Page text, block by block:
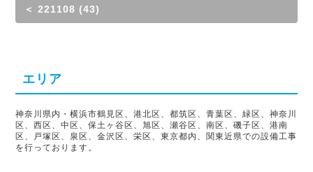
＜ 221108 (43)
エリア
神奈川県内・横浜市鶴見区、港北区、都筑区、青葉区、緑区、神奈川
区、西区、中区、保土ヶ谷区、旭区、瀬谷区、南区、磯子区、港南
区、戸塚区、泉区、金沢区、栄区、東京都内、関東近県での設備工事
を行っております。